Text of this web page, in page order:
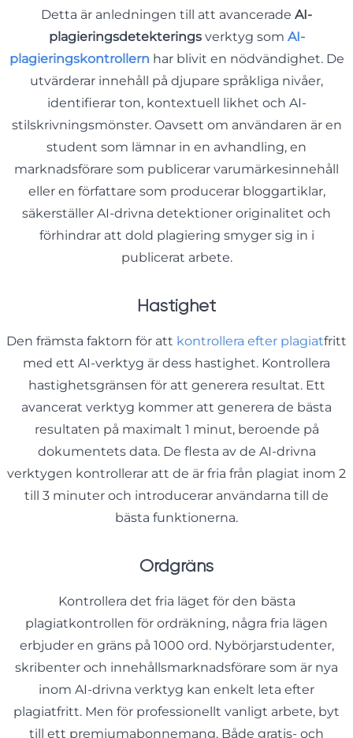
Detta är anledningen till att avancerade AI-
plagieringsdetekteringsverktyg som AI-
plagieringskontrollern har blivit en nödvändighet. De
utvärderar innehåll på djupare språkliga nivåer,
identifierar ton, kontextuell likhet och AI-
stilskrivningsmönster. Oavsett om användaren är en
student som lämnar in en avhandling, en
marknadsförare som publicerar varumärkesinnehåll
eller en författare som producerar bloggartiklar,
säkerställer AI-drivna detektioner originalitet och
förhindrar att dold plagiering smyger sig in i
publicerat arbete.
Hastighet
Den främsta faktorn för att kontrollera efter plagiatfritt
med ett AI-verktyg är dess hastighet. Kontrollera
hastighetsgränsen för att generera resultat. Ett
avancerat verktyg kommer att generera de bästa
resultaten på maximalt 1 minut, beroende på
dokumentets data. De flesta av de AI-drivna
verktygen kontrollerar att de är fria från plagiat inom 2
till 3 minuter och introducerar användarna till de
bästa funktionerna.
Ordgräns
Kontrollera det fria läget för den bästa
plagiatkontrollen för ordräkning, några fria lägen
erbjuder en gräns på 1000 ord. Nybörjarstudenter,
skribenter och innehållsmarknadsförare som är nya
inom AI-drivna verktyg kan enkelt leta efter
plagiatfritt. Men för professionellt vanligt arbete, byt
till ett premiumabonnemang. Både gratis- och